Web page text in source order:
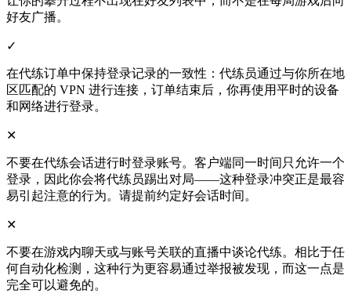
好友广播。
✓
在代练订单中保持登录记录的一致性：代练员通过与你所在地
区匹配的 VPN 进行连接，订单结束后，你再使用平时的设备
和网络进行登录。
✕
不要在代练会话进行时登录账号。客户端同一时间只允许一个
登录，因此你会将代练员踢出对局——这种登录冲突正是最容
易引起注意的行为。请提前约定好会话时间。
✕
不要在游戏内聊天或与账号关联的直播中谈论代练。相比于任
何自动化检测，这种行为更容易通过举报被发现，而这一点是
完全可以避免的。